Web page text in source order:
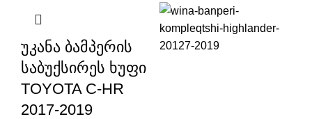
უკანა ბამპერის
საბუქსირეს ხუფი
TOYOTA C-HR
2017-2019